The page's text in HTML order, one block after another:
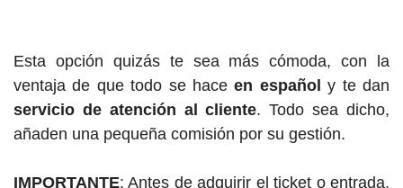
Esta opción quizás te sea más cómoda, con la
ventaja de que todo se haceen español y te dan
servicio de atención al cliente. Todo sea dicho,
añaden una pequeña comisión por su gestión.
IMPORTANTE: Antes de adquirir el ticket o entrada,